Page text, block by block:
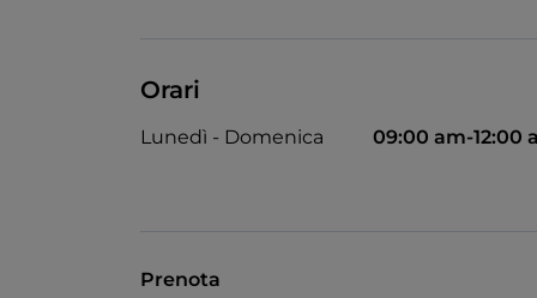
Orari
Lunedì - Domenica 09:00 am-12:00
Prenota